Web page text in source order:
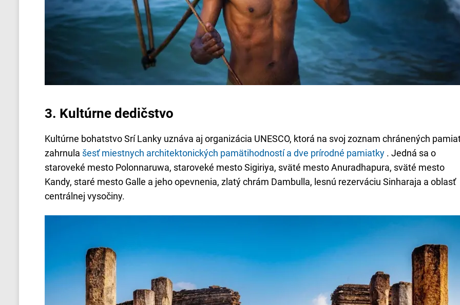
3. Kultúrne dedičstvo
Kultúrne bohatstvo Srí Lanky uznáva aj organizácia UNESCO, ktorá na svoj zoznam chránených
zahrnula šesť miestnych architektonických pamätihodností a dve prírodné pamiatky . Jedná sa o
staroveké mesto Polonnaruwa, staroveké mesto Sigiriya, sväté mesto Anuradhapura, sväté mesto
Kandy, staré mesto Galle a jeho opevnenia, zlatý chrám Dambulla, lesnú rezerváciu Sinharaja a oblasť
centrálnej vysočiny.